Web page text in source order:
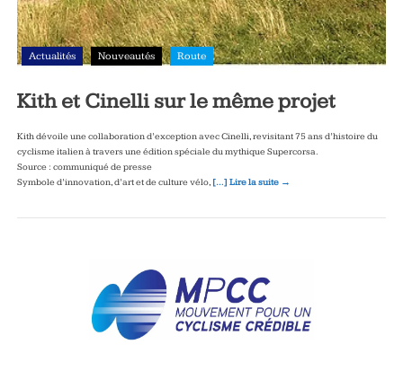
Actualités Nouveautés Route
Kith et Cinelli sur le même projet
Kith dévoile une collaboration d’exception avec Cinelli, revisitant 75 ans d’histoire du
cyclisme italien à travers une édition spéciale du mythique Supercorsa.
Source : communiqué de presse
Symbole d’innovation, d’art et de culture vélo, […] Lire la suite →